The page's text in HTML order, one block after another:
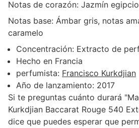
Notas de corazón: Jazmín
Notas base: Ámbar gris, notas
caramelo
Concentración: Extracto de
Hecho en Francia
perfumista: Francisco Kurkdjian
Año de lanzamiento: 2017
Si te preguntas cuánto durará
Kurkdjian Baccarat Rouge 540
dice que puedes esperar que